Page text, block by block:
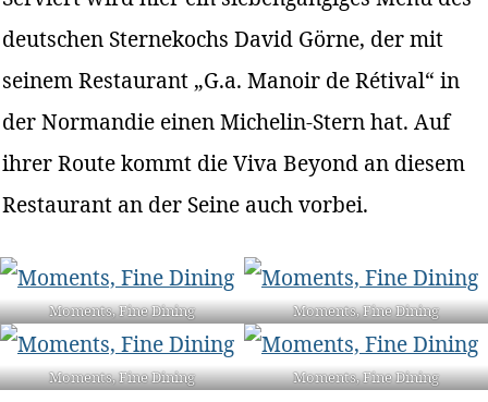
deutschen Sternekochs David Görne, der mit
seinem Restaurant „G.a. Manoir de Rétival“ in
der Normandie einen Michelin-Stern hat. Auf
ihrer Route kommt die Viva Beyond an diesem
Restaurant an der Seine auch vorbei.
Moments, Fine Dining Moments, Fine Dining
Moments, Fine Dining Moments, Fine Dining